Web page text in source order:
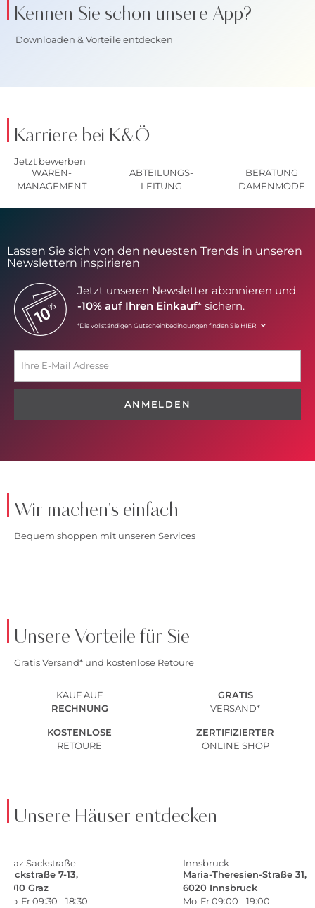
Kennen Sie schon unsere App?
Downloaden & Vorteile entdecken
Karriere bei K&Ö
Jetzt bewerben
WAREN-
MANAGEMENT
ABTEILUNGS-
LEITUNG
BERATUNG
DAMENMODE
Lassen Sie sich von den neuesten Trends in unseren
Newslettern inspirieren
Jetzt unseren Newsletter abonnieren und
-10% auf Ihren Einkauf* sichern.
*Die vollständigen Gutscheinbedingungen finden Sie HIER
ANMELDEN
Wir machen's einfach
Bequem shoppen mit unseren Services
Unsere Vorteile für Sie
Gratis Versand* und kostenlose Retoure
KAUF AUF
RECHNUNG
GRATIS
VERSAND*
KOSTENLOSE
RETOURE
ZERTIFIZIERTER
ONLINE SHOP
Unsere Häuser entdecken
Graz Sackstraße
Sackstraße 7-13,
8010 Graz
Mo-Fr 09:30 - 18:30
Innsbruck
Maria-Theresien-Straße 31,
6020 Innsbruck
Mo-Fr 09:00 - 19:00